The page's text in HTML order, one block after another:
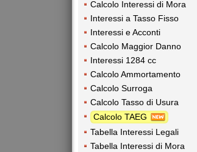
Calcolo Interessi di Mora
Interessi a Tasso Fisso
Interessi e Acconti
Calcolo Maggior Danno
Interessi 1284 cc
Calcolo Ammortamento
Calcolo Surroga
Calcolo Tasso di Usura
Calcolo TAEG
Tabella Interessi Legali
Tabella Interessi di Mora